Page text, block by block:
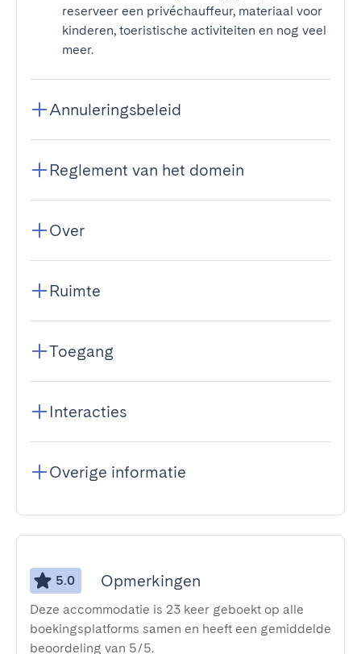
reserveer een privéchauffeur, materiaal voor
kinderen, toeristische activiteiten en nog veel
meer.
Annuleringsbeleid
Reglement van het domein
Over
Ruimte
Toegang
Interacties
Overige informatie
5.0 Opmerkingen
Deze accommodatie is 23 keer geboekt op alle
boekingsplatforms samen en heeft een gemiddelde
beoordeling van 5/5.